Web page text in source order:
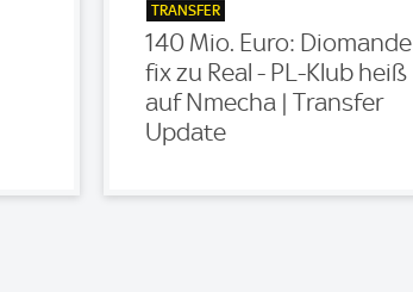
TRANSFER
140 Mio. Euro: Diomande
fix zu Real - PL-Klub heiß
auf Nmecha | Transfer
Update